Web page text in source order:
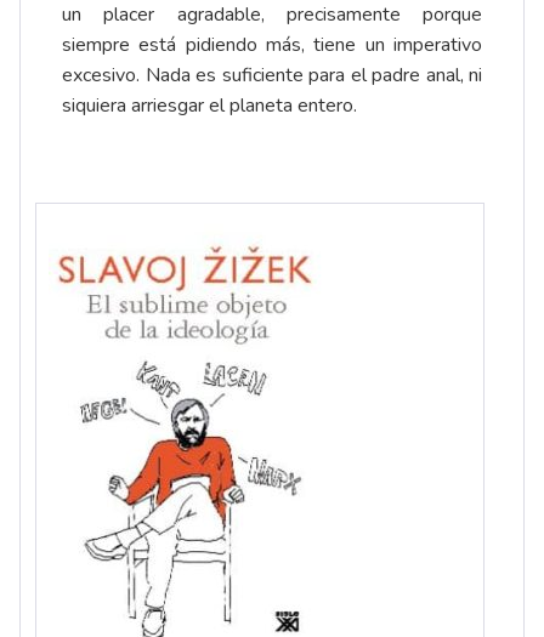
un placer agradable, precisamente porque
siempre está pidiendo más, tiene un imperativo
excesivo. Nada es suficiente para el padre anal, ni
siquiera arriesgar el planeta entero.